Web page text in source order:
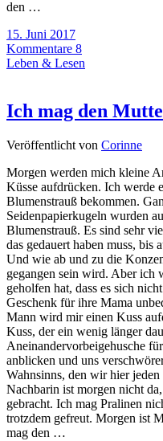
den …
15. Juni 2017
Kommentare 8
Leben & Lesen
Ich mag den
Veröffentlicht von Corinne
Morgen werden mich kleine
Küsse aufdrücken. Ich werde
Blumenstrauß bekommen.
Seidenpapierkugeln wurden
Blumenstrauß. Es sind sehr
das gedauert haben muss, bis
Und wie ab und zu die
gegangen sein wird. Aber ich
geholfen hat, dass es sich
Geschenk für ihre Mama
Mann wird mir einen Kuss
Kuss, der ein wenig länger
Aneinandervorbeigehusche
anblicken und uns
Wahnsinns, den wir hier
Nachbarin ist morgen nicht
gebracht. Ich mag Pralinen
trotzdem gefreut. Morgen ist
mag den …